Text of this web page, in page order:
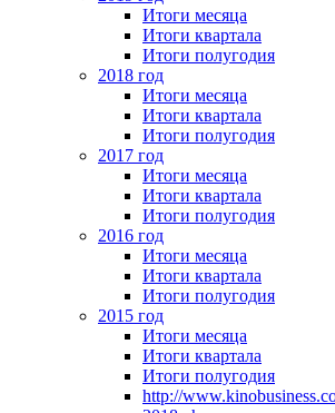
Итоги месяца
Итоги квартала
Итоги полугодия
2018 год
Итоги месяца
Итоги квартала
Итоги полугодия
2017 год
Итоги месяца
Итоги квартала
Итоги полугодия
2016 год
Итоги месяца
Итоги квартала
Итоги полугодия
2015 год
Итоги месяца
Итоги квартала
Итоги полугодия
http://